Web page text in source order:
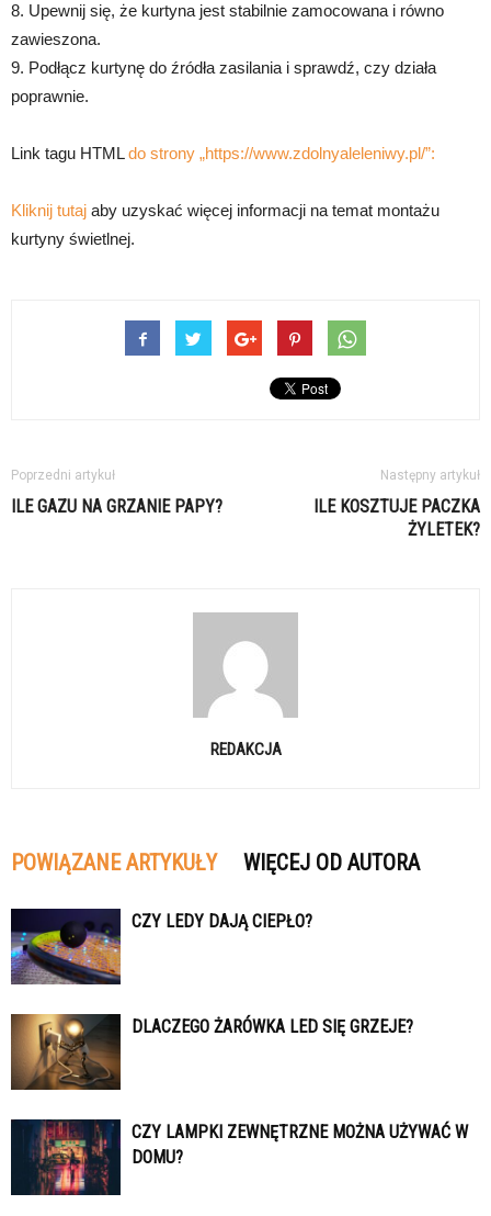
8. Upewnij się, że kurtyna jest stabilnie zamocowana i równo
zawieszona.
9. Podłącz kurtynę do źródła zasilania i sprawdź, czy działa
poprawnie.
Link tagu HTMLdo strony „https://www.zdolnyaleleniwy.pl/”:
Kliknij tutaj aby uzyskać więcej informacji na temat montażu
kurtyny świetlnej.
Poprzedni artykuł
ILE GAZU NA GRZANIE PAPY?
Następny artykuł
ILE KOSZTUJE PACZKA
ŻYLETEK?
REDAKCJA
POWIĄZANE ARTYKUŁY WIĘCEJ OD AUTORA
CZY LEDY DAJĄ CIEPŁO?
DLACZEGO ŻARÓWKA LED SIĘ GRZEJE?
CZY LAMPKI ZEWNĘTRZNE MOŻNA UŻYWAĆ W
DOMU?